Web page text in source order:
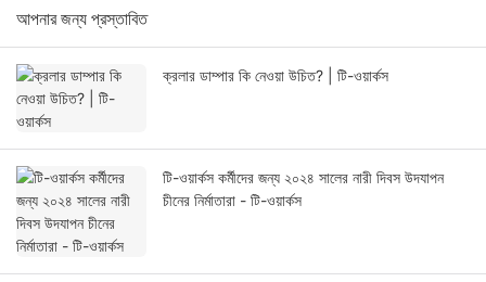
আপনার জন্য প্রস্তাবিত
ক্রলার ডাম্পার কি নেওয়া উচিত? | টি-ওয়ার্কস
টি-ওয়ার্কস কর্মীদের জন্য ২০২৪ সালের নারী দিবস উদযাপন
চীনের নির্মাতারা - টি-ওয়ার্কস